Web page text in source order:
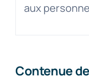
aux
Contenue